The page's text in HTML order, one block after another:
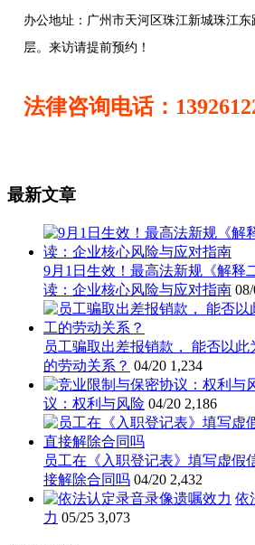
办公地址： 广州市天河区珠江新城珠江
层。来访请提前预约！
法律咨询电话：
最新文章
9月1日生效！最高法新规《解释
读：企业核心风险与应对指南
员工骗取出差报销款， 能否以
的劳动关系？ 04/20 1,234
议：权利与风险 04/20 2,186
员工在《入职登记表》填写虚假
接解除合同吗 04/20 2,432
依
力 05/25 3,073